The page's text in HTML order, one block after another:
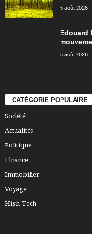
5 août 2026
Edouard
5 août 2026
CATÉGORIE POPULAIRE
Société
Actualités
Politique
Finance
Immobilier
Voyage
High-Tech